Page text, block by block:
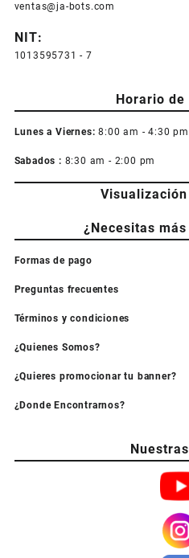
ventas@ja-bots.com
NIT:
1013595731 - 7
Horario de
Lunes a Viernes: 8:00 am - 4:30 pm
Sabados : 8:30 am - 2:00 pm
¿Necesitas
Formas de pago
Preguntas frecuentes
Términos y condiciones
¿Quienes Somos?
¿Quieres promocionar tu banner?
¿Donde Encontrarnos?